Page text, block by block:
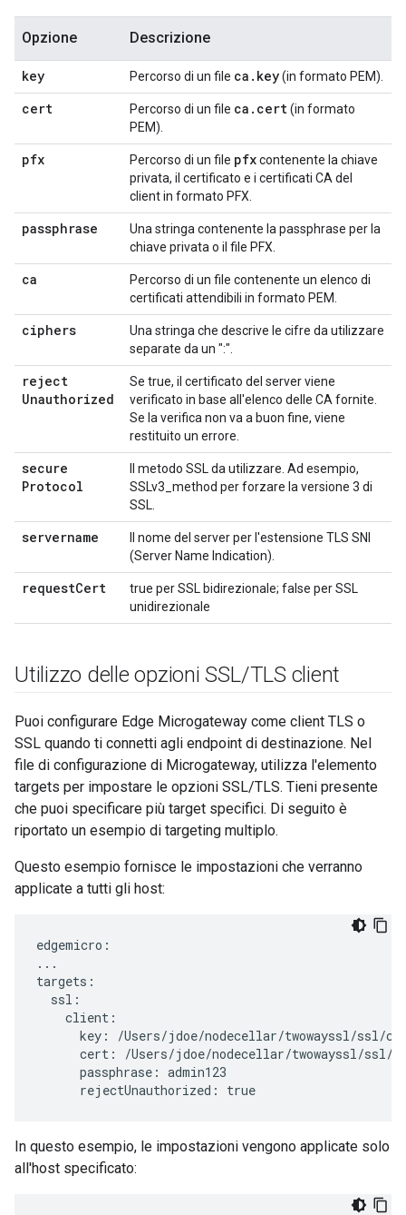
Opzione Descrizione
key Percorso di un file ca . key(in formato PEM).
cert Percorso di un file ca . cert(in formato
PEM).
pfx Percorso di un file pfxcontenente la chiave
privata, il certificato e i certificati CA del
client in formato PFX.
passphrase
Una stringa contenente la passphrase per la
chiave privata o il file PFX.
ca
Percorso di un file contenente un elenco di
certificati attendibili in formato PEM.
ciphers
Una stringa che descrive le cifre da utilizzare
separate da un ":".
reject
Unauthorized
Se true, il certificato del server viene
verificato in base all'elenco delle CA fornite.
Se la verifica non va a buon fine, viene
restituito un errore.
secure
Protocol
Il metodo SSL da utilizzare. Ad esempio,
SSLv3_method per forzare la versione 3 di
SSL.
servername
Il nome del server per l'estensione TLS SNI
(Server Name Indication).
requestCert
true per SSL bidirezionale; false per SSL
unidirezionale
Utilizzo delle opzioni SSL/TLS client
Puoi configurare Edge Microgateway come client TLS o
SSL quando ti connetti agli endpoint di destinazione. Nel
file di configurazione di Microgateway, utilizza l'elemento
targets per impostare le opzioni SSL/TLS. Tieni presente
che puoi specificare più target specifici. Di seguito è
riportato un esempio di targeting multiplo.
Questo esempio fornisce le impostazioni che verranno
applicate a tutti gli host:
edgemicro:
...
targets:
  ssl:
    client:
key: /Users/jdoe/nodecellar/twowayssl/ssl/
cert: /Users/jdoe/nodecellar/twowayssl/ssl/
      passphrase: admin123
      rejectUnauthorized: true
In questo esempio, le impostazioni vengono applicate solo
all'host specificato: